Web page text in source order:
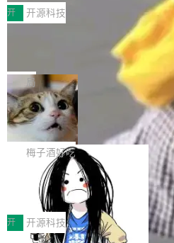
持续开源更多基于UCL-Engine的高
件。 腾讯网平团队在UCL-
个独立于业务线程的全局通信引擎（
经开始引入 AI Coding 工具，通过
型或企业内部部署模型提升研发效
Coding 从个人辅助工具逐步走向团
级应用，企业在规模化落地过程中，
可控性和代码质量提出了更高要求
安全与合规要求。对于大多数普通研
有云模型能够满足快速试用和效率提
但对于金融、能源、医疗等对数据
智能应用典型案例名单》，集中展示
各领域的应用成果，覆盖技术底座
产品应用、支撑保障、专题等五大方
AI算力网关（AI创新平台）成功入
各业的Agent走向规模化建设，算力
渐丰富，用户关注的重点也在发生变
让AI用起来，还要进一步看清混合算
Token花在哪里、算力是否被充分利
续增长的AI成本该如何优化。 深信
正是围绕这些实际问题，从Token治
理两个方面，让用户的每一份算力都
得住、用得稳、省得下、更安全！
始，Token使用一目...
开 开源科技
Jeff Dean 离开 Google：一个时
束，一个实验室的开始
Google 员工编号 20。MapReduce
Bigtable 作者之一。TensorFlow 的
Gemini 的架构师。Google 首席科
ean 在 Google 工作了 27 年后，宣
不是一个人走。一同离开的还有
wat（Google 员工编号 23，Jeff
年的编程搭档，MapReduce 和
作者）、Quoc Le（Google 大脑核
q2Seq 和 DocAI 的共同发明人）以
yals（Gemini 联合负责人，
局
🔥 SolonCode v2026.8.4 发布：
字体可调、22 种语言、记忆搜索
打开终端就能上岗的全中文编码智
把「看得清、用母语、记得住」三
齐。 SolonCode 是什么
耳科技研发的企业级终端编码智能
中文驱动的数字员工，自主理解需求
骤、编写代码。不挑模型、不挑平台
装完即用。 开源地址：Gitee ·
梅子酒好吃
让“代码语义理解”深度释放AI
价值潜能：华为云码道（
代码仓技术解析
一、代码仓深度理解技术的作用与
程实践中，代码仓是企业核心知识资
体。企业级代码仓库通常包含数十万
开 开源科技